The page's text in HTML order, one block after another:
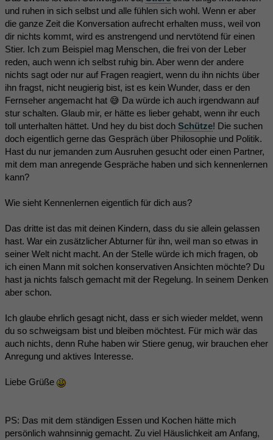
und ruhen in sich selbst und alle fühlen sich wohl. Wenn er aber
die ganze Zeit die Konversation aufrecht erhalten muss, weil von
dir nichts kommt, wird es anstrengend und nervtötend für einen
Stier. Ich zum Beispiel mag Menschen, die frei von der Leber
reden, auch wenn ich selbst ruhig bin. Aber wenn der andere
nichts sagt oder nur auf Fragen reagiert, wenn du ihn nichts über
ihn fragst, nicht neugierig bist, ist es kein Wunder, dass er den
Fernseher angemacht hat 😅 Da würde ich auch irgendwann auf
stur schalten. Glaub mir, er hätte es lieber gehabt, wenn ihr euch
toll unterhalten hättet. Und hey du bist doch Schütze! Die suchen
doch eigentlich gerne das Gespräch über Philosophie und Politik.
Hast du nur jemanden zum Ausruhen gesucht oder einen Partner,
mit dem man anregende Gespräche haben und sich kennenlernen
kann?
Wie sieht Kennenlernen eigentlich für dich aus?
Das dritte ist das mit deinen Kindern, dass du sie allein gelassen
hast. War ein zusätzlicher Abturner für ihn, weil man so etwas in
seiner Welt nicht macht. An der Stelle würde ich mich fragen, ob
ich einen Mann mit solchen konservativen Ansichten möchte? Du
hast ja nichts falsch gemacht mit der Regelung. In seinem Denken
aber schon.
Ich glaube ehrlich gesagt nicht, dass er sich wieder meldet, wenn
du so schweigsam bist und bleiben möchtest. Für mich wär das
auch nichts, denn Ruhe haben wir Stiere genug, wir brauchen eher
Anregung und aktives Interesse.
Liebe Grüße
PS: Das mit dem ständigen Essen und Kochen hätte mich
persönlich wahnsinnig gemacht. Zu viel Häuslichkeit am Anfang,